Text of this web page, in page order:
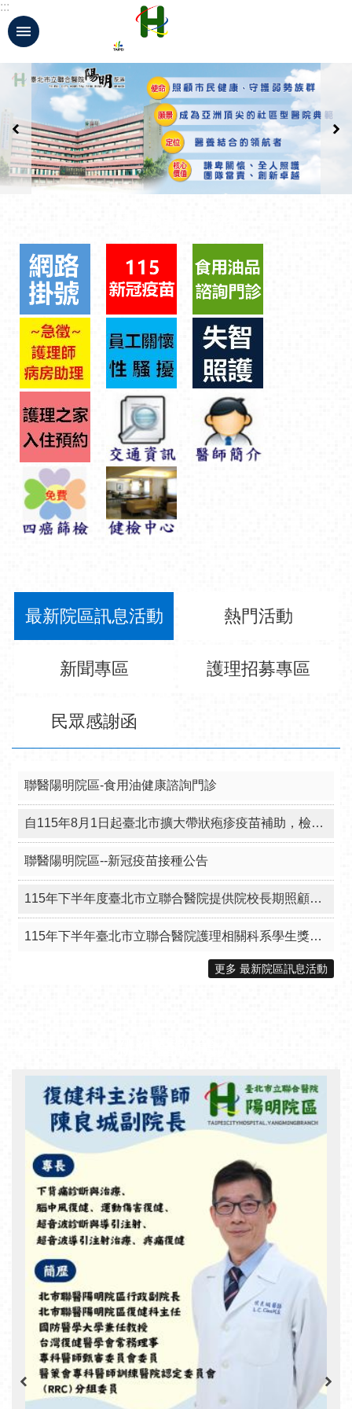
跳到主要內容區塊
:::
最新院區訊息活動 熱門活動
新聞專區 護理招募專區
民眾感謝函
聯醫陽明院區-食用油健康諮詢門診
自115年8月1日起臺北市擴大帶狀疱疹疫苗補助，檢送本院附設12區院外門診部接種資訊。
聯醫陽明院區--新冠疫苗接種公告
115年下半年度臺北市立聯合醫院提供院校長期照顧相關科系學生獎助金
115年下半年臺北市立聯合醫院護理相關科系學生獎助金
更多 最新院區訊息活動